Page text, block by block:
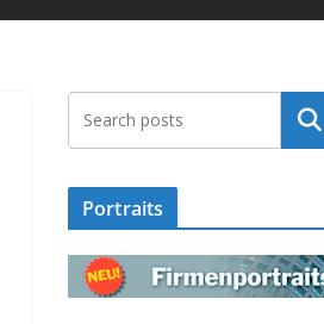
Portraits